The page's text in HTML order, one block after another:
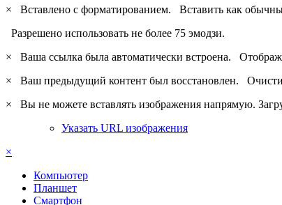
×
Вставлено с форматированием. Вставить как
Разрешено использовать не более 75 эмодзи.
×
Ваша ссылка была автоматически встроена.
×
Ваш предыдущий контент был восстановлен.
×
Вы не можете вставлять изображения напрямую.
Указать URL изображения
×
Компьютер
Планшет
Смартфон